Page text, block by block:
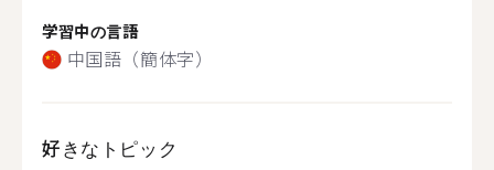
学習中の言語
中国語（簡体字）
好きなトピック